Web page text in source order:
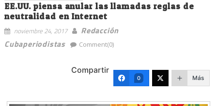
EE.UU. piensa anular las llamadas reglas de
neutralidad en Internet
noviembre 24, 2017
Redacción
Cubaperiodistas
Comment(0)
Compartir
0 Más